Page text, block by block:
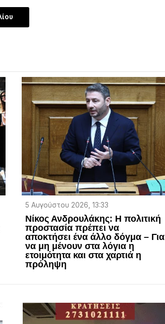
5 Αυγούστου 2026, 13:33
Νίκος Ανδρουλάκης: Η πολιτική
προστασία πρέπει να
αποκτήσει ένα άλλο δόγμα – Για
να μη μένουν στα λόγια η
ετοιμότητα και στα χαρτιά η
πρόληψη